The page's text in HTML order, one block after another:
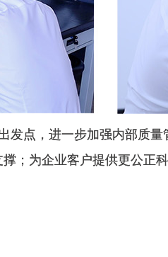
点，进一步加强内部质
；为企业客户提供更公正